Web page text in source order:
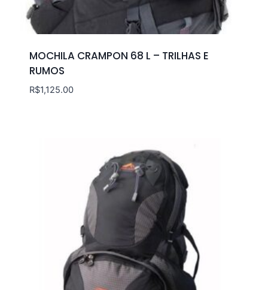
MOCHILA CRAMPON 68 L – TRILHAS E
RUMOS
R$1,125.00